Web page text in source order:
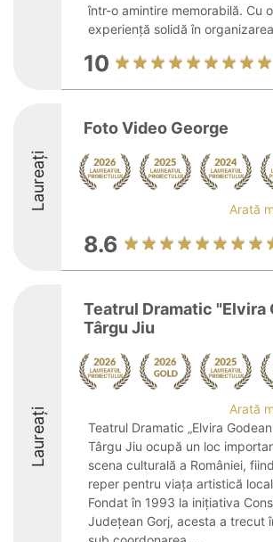
într-o amintire memorabilă. Cu o
experiență solidă în
10
Laureați
Foto Video George
Arată
8.6
Laureați
Teatrul Dramatic "Elvira
Târgu Jiu
Arată
Teatrul Dramatic „Elvira
Târgu Jiu ocupă un loc
scena culturală a României,
reper pentru viața artistică
Fondat în 1993 la inițiativa
Județean Gorj, acesta a trecut